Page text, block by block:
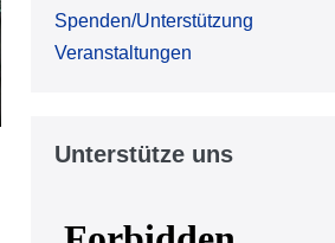
Spenden/Unterstützung
Veranstaltungen
Unterstütze uns